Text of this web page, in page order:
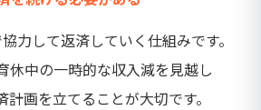
力して返済していく仕組みです。
休中の一時的な収入減を見越し
画を立てることが大切です。